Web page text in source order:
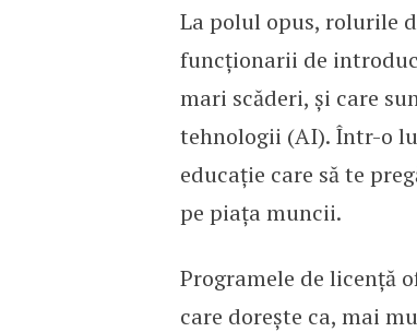
La polul opus, rolurile
funcționarii de
mari scăderi, și care
tehnologii (AI). Într-o
educație care să te
pe piața muncii.
Programele de licență
care dorește ca, mai